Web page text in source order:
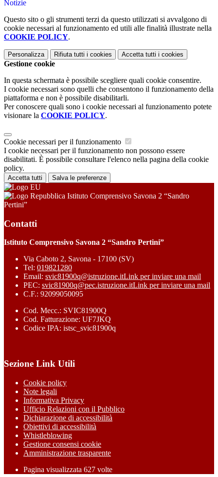
Notizie
Questo sito o gli strumenti terzi da questo utilizzati si avvalgono di
cookie necessari al funzionamento ed utili alle finalità illustrate nella
COOKIE POLICY.
Personalizza Rifiuta tutti i cookies Accetta tutti i cookies
Gestione cookie
In questa schermata è possibile scegliere quali cookie consentire.
I cookie necessari sono quelli che consentono il funzionamento della
piattaforma e non è possibile disabilitarli.
Per conoscere quali sono i cookie necessari al funzionamento potete
visionare la COOKIE POLICY.
Cookie necessari per il funzionamento
I cookie necessari per il funzionamento non possono essere
disabilitati. È possibile consultare l'elenco nella pagina della cookie
policy.
Accetta tutti Salva le preferenze
Istituto Comprensivo Savona 2 “Sandro
Pertini”
Contatti
Istituto Comprensivo Savona 2 “Sandro Pertini”
Via Caboto 2, Savona - 17100 (SV)
Tel: 019821280
Email: svic81900q@istruzione.itLink per inviare una mail
PEC: svic81900q@pec.istruzione.itLink per inviare una mail
C.F.: 92099050095
Cod. Mecc.: SVIC81900Q
Cod. Fatturazione: UF7JKQ
Codice IPA: istsc_svic81900q
Sezione Link Utili
Cookie policy
Note legali
Informativa Privacy
Ufficio Relazioni con il Pubblico
Dichiarazione di accessibilità
Obiettivi di accessibilità
Whistleblowing
Gestione consensi cookie
Amministrazione trasparente
Pagina visualizzata 627 volte